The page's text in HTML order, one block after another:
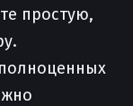
простую,